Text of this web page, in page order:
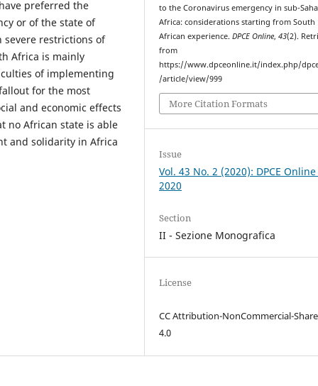
preferred the
or of the state of
severe restrictions of
Africa is mainly
of implementing
for the most
and economic effects
no African state is able
and solidarity in Africa
to the Coronavirus emergency in sub-
Africa: considerations starting from South
African experience.DPCE Online,43(2).
from
https://www.dpceonline.it/index.php/
/article/view/999
More Citation Formats
Issue
Vol. 43 No. 2 (2020): DPCE
2020
Section
II - Sezione Monografica
License
CC Attribution-NonCommercial-
4.0